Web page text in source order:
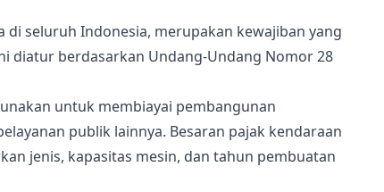
di seluruh Indonesia, merupakan kewajiban yang
diatur berdasarkan Undang-Undang Nomor 28
untuk membiayai pembangunan
publik lainnya. Besaran pajak kendaraan
jenis, kapasitas mesin, dan tahun pembuatan